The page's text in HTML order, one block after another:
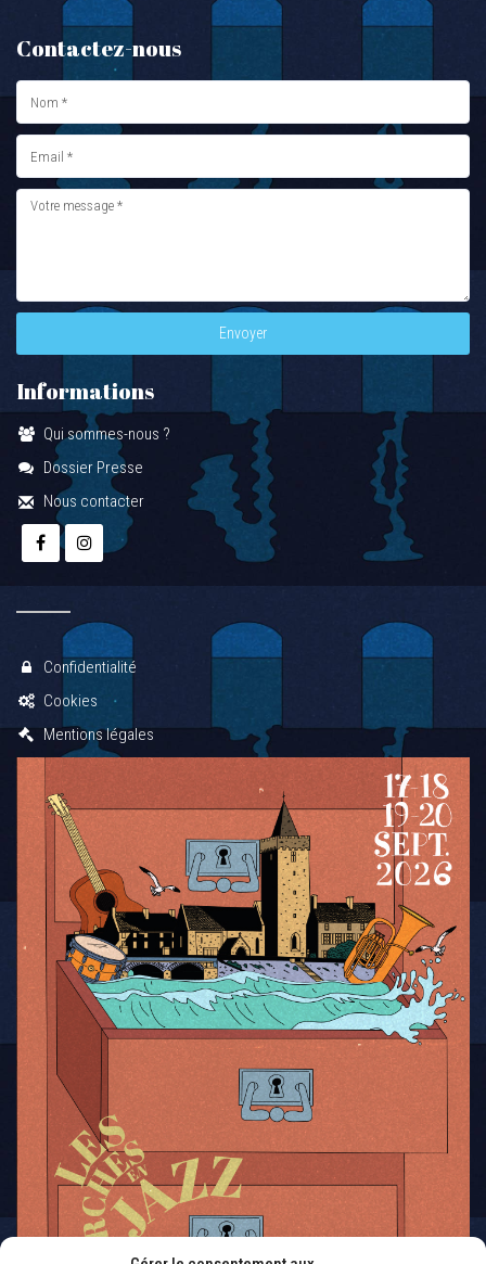
Contactez-nous
Envoyer
Informations
Qui sommes-nous ?
Dossier Presse
Nous contacter
Confidentialité
Cookies
Mentions légales